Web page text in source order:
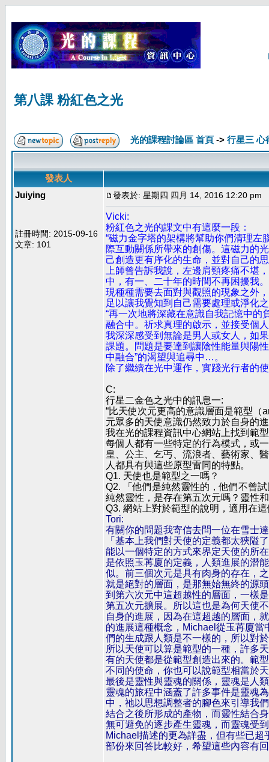
第八課 粉紅色之光
光的課程討論區 首頁 -> 行星三 心
發表人
Juiying
註冊時間: 2015-09-16
文章: 101
發表於: 星期四 四月 14, 2016 12:20 pm
Vicki:
粉紅色之光的課文中有這麼一段：
“磁力金字塔的架構將幫助你們清理
際互動關係所帶來的創傷。這磁力的
己創造更有序化的生命，並對自己的
上師曾告訴我說，左邊肩頸疼痛不堪
中，有一、二十年的時間不再困擾我
現種種需要去面對與觀照的現象之外
足以讓我覺知到自己需要處理或淨化
“再一次地將深藏在意識自我記憶中
融合中。祈求真理的啟示，並接受個
我深深感受到無論是男人或女人，如
課題。問題是要達到讓陰性能量與陽
中融合”的渴望與追尋中…。
除了繼續在光中運作，實踐光行者的
C:
行星二金色之光中的訊息一:
“比天使次元更高的意識層面是範型
元眾多的天使意識仍然致力於自身的
我在光的課程資訊中心網站上找到範
每個人都有一些特定的行為模式，或
皇、公主、乞丐、流浪者、藝術家、
人都具有與這些原型雷同的特點。
Q1. 天使也是範型之一嗎？
Q2. 「他們是純然靈性的，他們不曾
純然靈性，是存在第五次元嗎？靈性
Q3. 網站上對於範型的說明，適用在
Tori:
有關你的問題我寄信去問一位在雪士
「基本上我們對天使的定義都太狹隘
能以一個特定的方式來界定天使的所
是依照玉苒廈的定義，人類進展的潛
似。前三個次元是具有肉身的存在，
就是絕對的層面，是那無始無終的源
到第六次元中這超越性的層面，一樣
第五次元擴展。所以這也是為何天使
自身的進展，因為在這超越的層面，
的進展這種概念，Michael從玉苒廈
們的生成跟人類是不一樣的，所以對
所以天使可以算是範型的一種，許多
有的天使都是從範型創造出來的。範
不同的使命，你也可以說範型相當於
最後是靈性與靈魂的關係，靈魂是人
靈魂的旅程中涵蓋了許多事件是靈魂
中，祂以思想調整者的腳色來引導我
結合之後所形成的產物，而靈性結合
無可避免的逐步產生靈魂，而靈魂受
Michael描述的更為詳盡，但有些已
部份來回答比較好，希望這些內容有